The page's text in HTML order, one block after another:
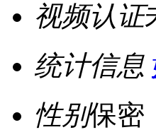
视频认证
统计信息
性别保密